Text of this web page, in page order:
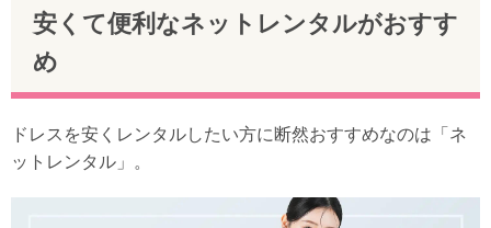
安くて便利なネットレンタルがおすす
め
ドレスを安くレンタルしたい方に断然おすすめなのは「ネ
ットレンタル」。